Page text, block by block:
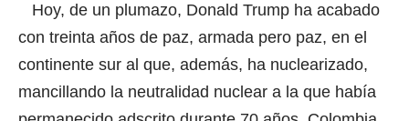
Hoy, de un plumazo, Donald Trump ha acabado
con treinta años de paz, armada pero paz, en el
continente sur al que, además, ha nuclearizado,
mancillando la neutralidad nuclear a la que había